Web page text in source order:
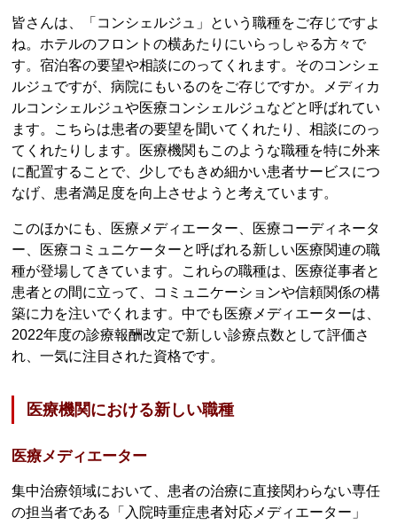
皆さんは、「コンシェルジュ」という職種をご存じですよ
ね。ホテルのフロントの横あたりにいらっしゃる方々で
す。宿泊客の要望や相談にのってくれます。そのコンシェ
ルジュですが、病院にもいるのをご存じですか。メディカ
ルコンシェルジュや医療コンシェルジュなどと呼ばれてい
ます。こちらは患者の要望を聞いてくれたり、相談にのっ
てくれたりします。医療機関もこのような職種を特に外来
に配置することで、少しでもきめ細かい患者サービスにつ
なげ、患者満足度を向上させようと考えています。
このほかにも、医療メディエーター、医療コーディネータ
ー、医療コミュニケーターと呼ばれる新しい医療関連の職
種が登場してきています。これらの職種は、医療従事者と
患者との間に立って、コミュニケーションや信頼関係の構
築に力を注いでくれます。中でも医療メディエーターは、
2022年度の診療報酬改定で新しい診療点数として評価さ
れ、一気に注目された資格です。
医療機関における新しい職種
医療メディエーター
集中治療領域において、患者の治療に直接関わらない専任
の担当者である「入院時重症患者対応メディエーター」